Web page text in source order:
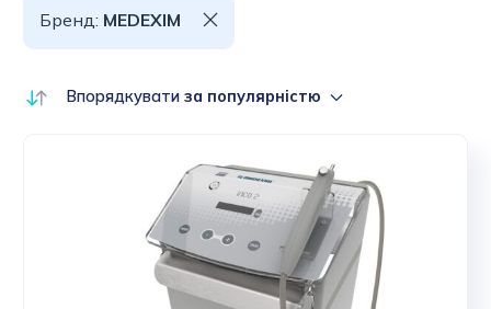
Бренд: MEDEXIM
Впорядкувати за популярністю